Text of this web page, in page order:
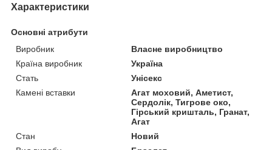
Характеристики
Основні атрибути
Виробник
Власне виробництво
Країна виробник
Україна
Стать
Унісекс
Камені вставки
Агат моховий, Аметист,
Сердолік, Тигрове око,
Гірський кришталь, Гранат,
Агат
Стан
Новий